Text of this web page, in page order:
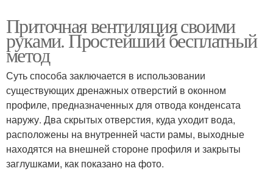
Приточная вентиляция своими
руками. Простейший бесплатный
метод
Суть способа заключается в использовании
существующих дренажных отверстий в оконном
профиле, предназначенных для отвода конденсата
наружу. Два скрытых отверстия, куда уходит вода,
расположены на внутренней части рамы, выходные
находятся на внешней стороне профиля и закрыты
заглушками, как показано на фото.